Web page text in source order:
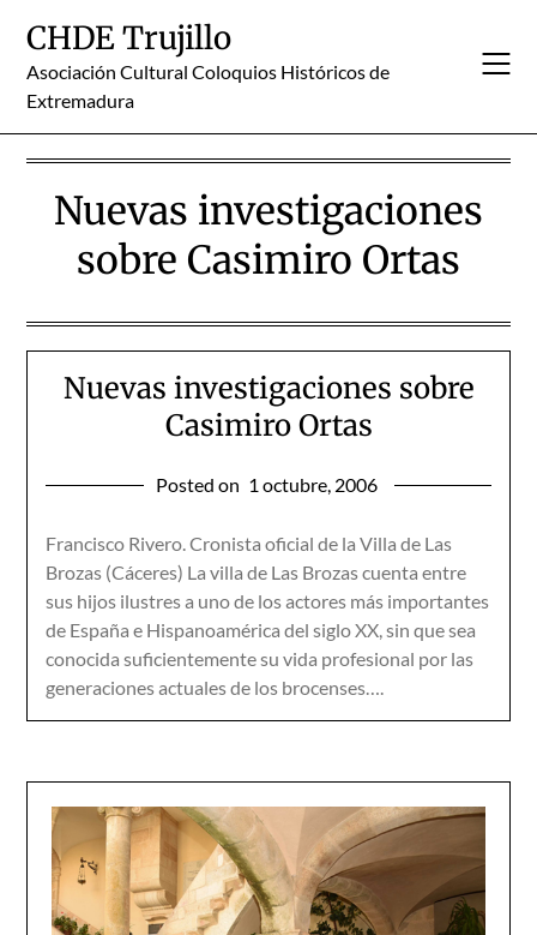
content
CHDE Trujillo
Asociación Cultural Coloquios Históricos de
Extremadura
Nuevas investigaciones
sobre Casimiro Ortas
Nuevas investigaciones sobre
Casimiro Ortas
Posted on 1 octubre, 2006
Francisco Rivero. Cronista oficial de la Villa de Las
Brozas (Cáceres) La villa de Las Brozas cuenta entre
sus hijos ilustres a uno de los actores más importantes
de España e Hispanoamérica del siglo XX, sin que sea
conocida suficientemente su vida profesional por las
generaciones actuales de los brocenses….